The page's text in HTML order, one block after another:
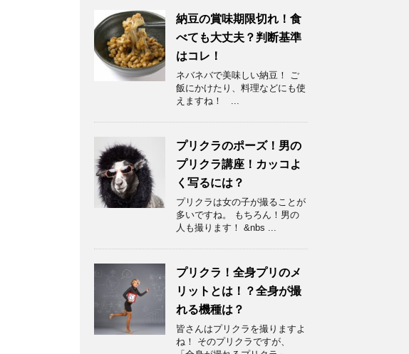
納豆の賞味期限切れ！食
べても大丈夫？判断基準
はコレ！
ネバネバで美味しい納豆！ ご
飯にかけたり、料理などにも使
えますね！ ...
プリクラのポーズ！男の
プリクラ講座！カッコよ
く写るには？
プリクラは女の子が撮ることが
多いですね。 もちろん！男の
人も撮ります！ &nbs ...
プリクラ！全身プリのメ
リットとは！？全身が撮
れる機種は？
皆さんはプリクラを撮りますよ
ね！ そのプリクラですが、